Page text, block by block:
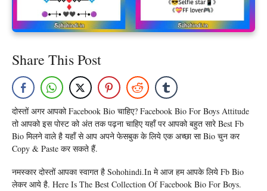
Share This Post
दोस्तों अगर आपको Facebook Bio चाहिए? Facebook Bio For Boys Attitude
तो आपको इस पोस्ट को अंत तक पढ़ना चाहिए यहाँ पर आपको बहुत सारे Best Fb
Bio मिलने वाले है यहाँ से आप अपने फेसबुक के लिये एक अच्छा सा Bio चुन कर
Copy & Paste कर सकते हैं.
नमस्कार दोस्तों आपका स्वागत है Sohohindi.in मे आज हम आपके लिये Fb Bio
लेकर आये है. Here Is The Best Collection Of Facebook Bio For Boys.